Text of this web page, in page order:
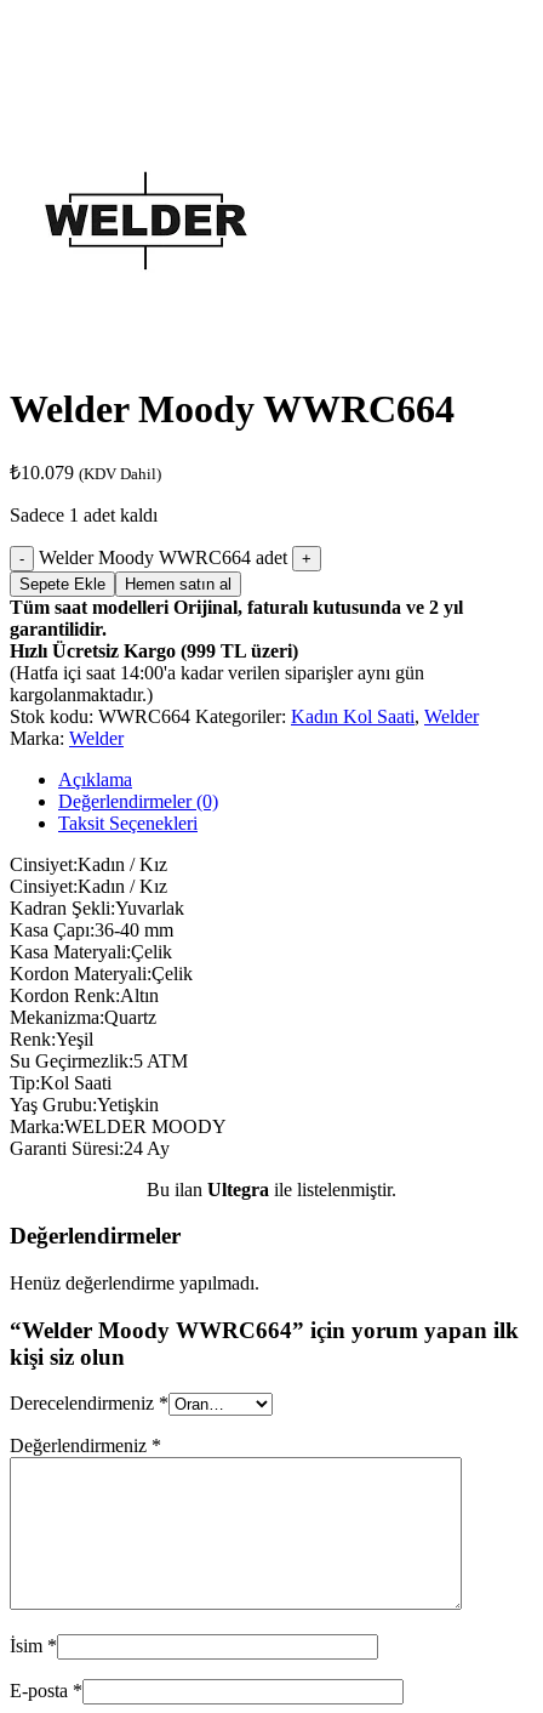
Welder Moody WWRC664
₺10.079 (KDV Dahil)
Sadece 1 adet kaldı
Welder Moody WWRC664 adet
Sepete Ekle Hemen satın al
Tüm saat modelleri Orijinal, faturalı kutusunda ve 2 yıl
garantilidir.
Hızlı Ücretsiz Kargo (999 TL üzeri)
(Hatfa içi saat 14:00'a kadar verilen siparişler aynı gün
kargolanmaktadır.)
Stok kodu: WWRC664 Kategoriler: Kadın Kol Saati, Welder
Marka: Welder
Açıklama
Değerlendirmeler (0)
Taksit Seçenekleri
Cinsiyet:Kadın / Kız
Cinsiyet:Kadın / Kız
Kadran Şekli:Yuvarlak
Kasa Çapı:36-40 mm
Kasa Materyali:Çelik
Kordon Materyali:Çelik
Kordon Renk:Altın
Mekanizma:Quartz
Renk:Yeşil
Su Geçirmezlik:5 ATM
Tip:Kol Saati
Yaş Grubu:Yetişkin
Marka:WELDER MOODY
Garanti Süresi:24 Ay
Bu ilan Ultegra ile listelenmiştir.
Değerlendirmeler
Henüz değerlendirme yapılmadı.
“Welder Moody WWRC664” için yorum yapan ilk
kişi siz olun
Derecelendirmeniz *
Değerlendirmeniz *
İsim *
E-posta *